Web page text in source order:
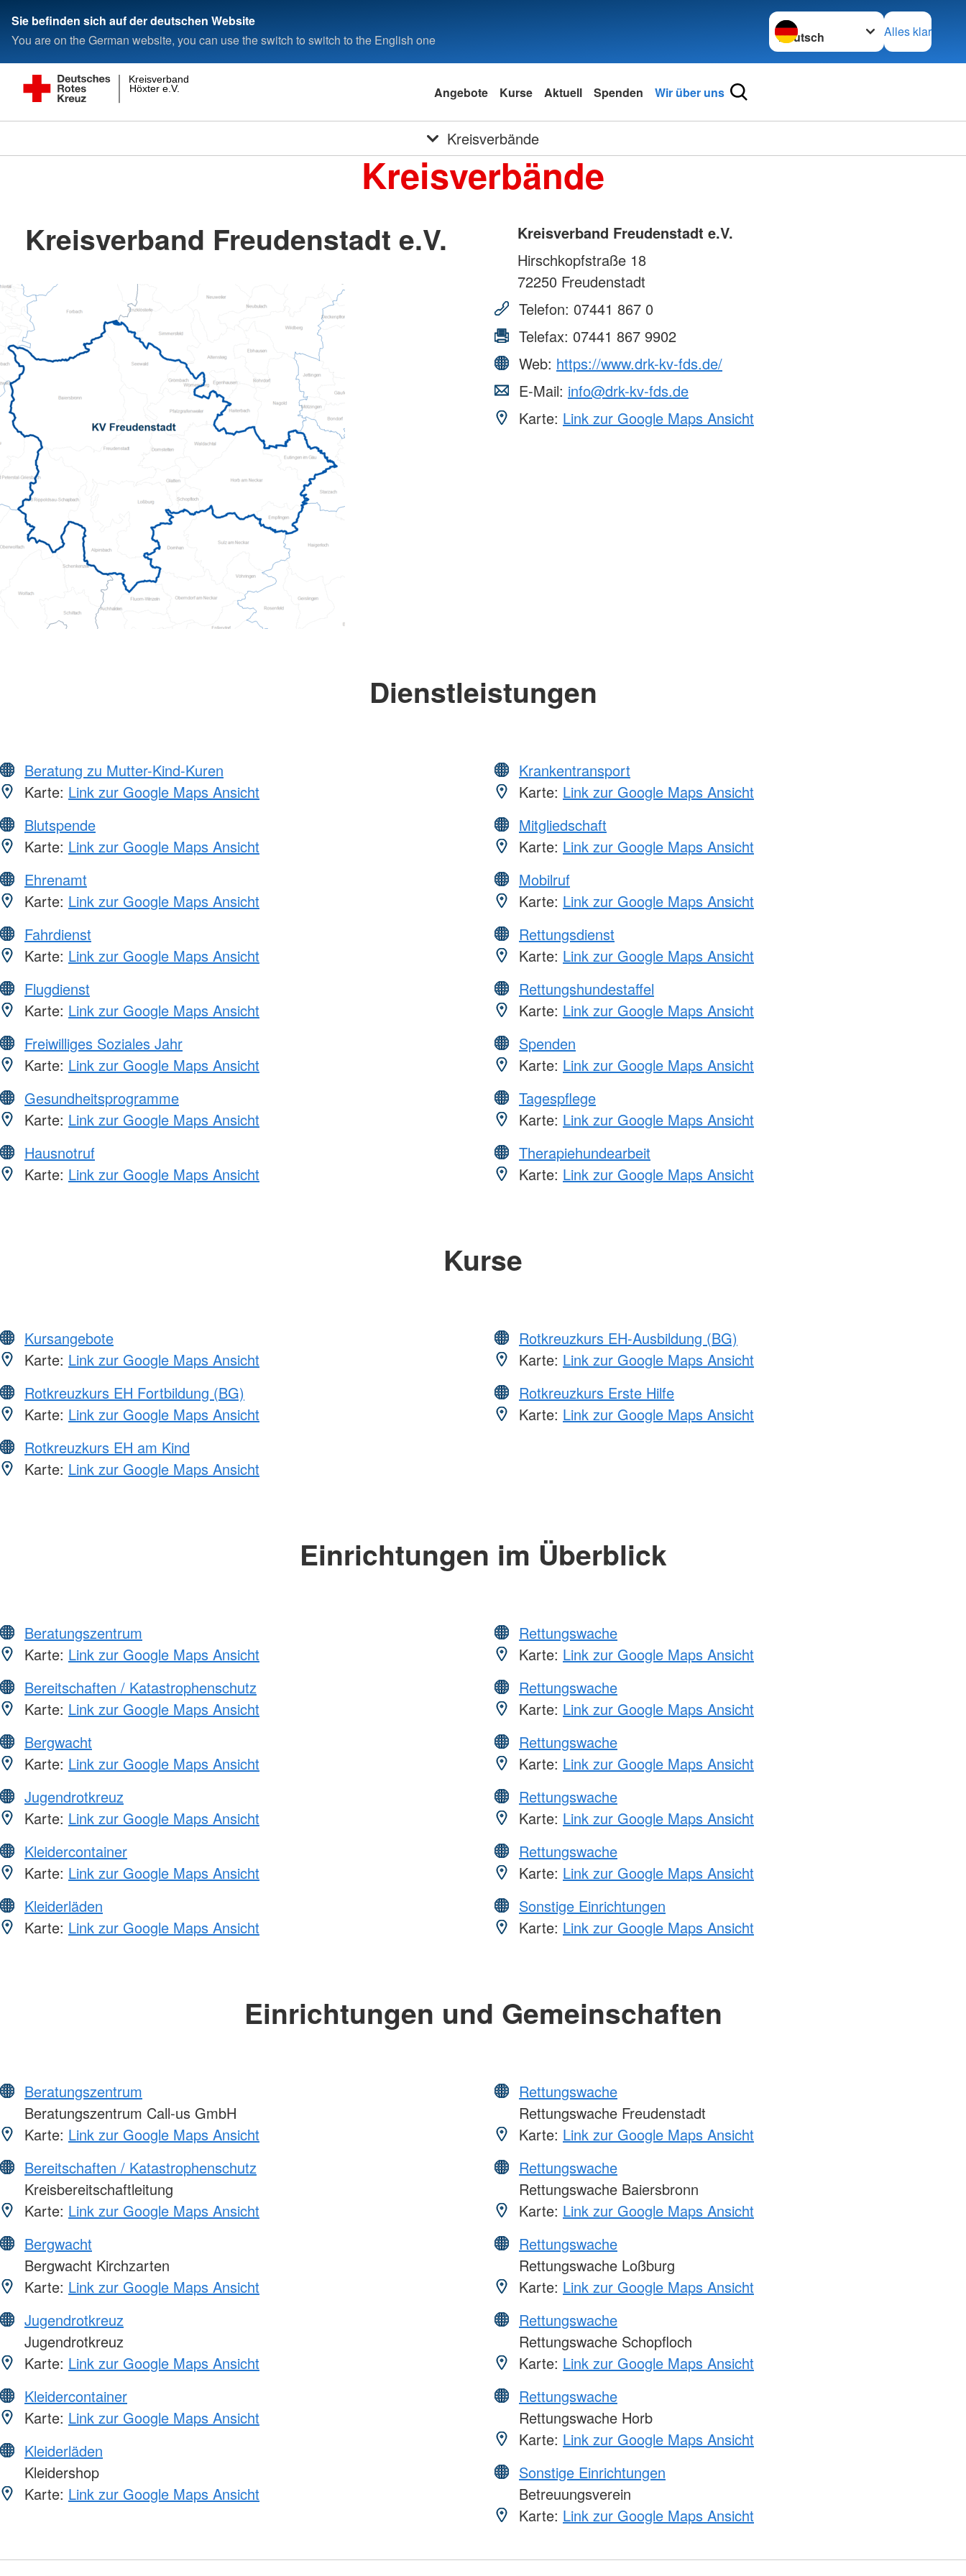
Sie befinden sich auf der deutschen Website
You are on the German website, you can use the switch to switch to the English one
Sprache wechseln zu
Alles klar
Höxter e.V.
Kreisverband
Angebote Kurse Aktuell Spenden Wir über uns
Kreisverbände
Kreisverbände
Kreisverband Freudenstadt e.V.
Kreisverband Freudenstadt e.V.
Hirschkopfstraße 18
72250 Freudenstadt
Telefon: 07441 867 0
Telefax: 07441 867 9902
Web: https://www.drk-kv-fds.de/
E-Mail: info@drk-kv-fds.de
Karte: Link zur Google Maps Ansicht
Dienstleistungen
Beratung zu Mutter-Kind-Kuren
Karte: Link zur Google Maps Ansicht
Blutspende
Karte: Link zur Google Maps Ansicht
Ehrenamt
Karte: Link zur Google Maps Ansicht
Fahrdienst
Karte: Link zur Google Maps Ansicht
Flugdienst
Karte: Link zur Google Maps Ansicht
Freiwilliges Soziales Jahr
Karte: Link zur Google Maps Ansicht
Gesundheitsprogramme
Karte: Link zur Google Maps Ansicht
Hausnotruf
Karte: Link zur Google Maps Ansicht
Krankentransport
Karte: Link zur Google Maps Ansicht
Mitgliedschaft
Karte: Link zur Google Maps Ansicht
Mobilruf
Karte: Link zur Google Maps Ansicht
Rettungsdienst
Karte: Link zur Google Maps Ansicht
Rettungshundestaffel
Karte: Link zur Google Maps Ansicht
Spenden
Karte: Link zur Google Maps Ansicht
Tagespflege
Karte: Link zur Google Maps Ansicht
Therapiehundearbeit
Karte: Link zur Google Maps Ansicht
Kurse
Kursangebote
Karte: Link zur Google Maps Ansicht
Rotkreuzkurs EH Fortbildung (BG)
Karte: Link zur Google Maps Ansicht
Rotkreuzkurs EH am Kind
Karte: Link zur Google Maps Ansicht
Rotkreuzkurs EH-Ausbildung (BG)
Karte: Link zur Google Maps Ansicht
Rotkreuzkurs Erste Hilfe
Karte: Link zur Google Maps Ansicht
Einrichtungen im Überblick
Beratungszentrum
Karte: Link zur Google Maps Ansicht
Bereitschaften / Katastrophenschutz
Karte: Link zur Google Maps Ansicht
Bergwacht
Karte: Link zur Google Maps Ansicht
Jugendrotkreuz
Karte: Link zur Google Maps Ansicht
Kleidercontainer
Karte: Link zur Google Maps Ansicht
Kleiderläden
Karte: Link zur Google Maps Ansicht
Rettungswache
Karte: Link zur Google Maps Ansicht
Rettungswache
Karte: Link zur Google Maps Ansicht
Rettungswache
Karte: Link zur Google Maps Ansicht
Rettungswache
Karte: Link zur Google Maps Ansicht
Rettungswache
Karte: Link zur Google Maps Ansicht
Sonstige Einrichtungen
Karte: Link zur Google Maps Ansicht
Einrichtungen und Gemeinschaften
Beratungszentrum
Beratungszentrum Call-us GmbH
Karte: Link zur Google Maps Ansicht
Bereitschaften / Katastrophenschutz
Kreisbereitschaftleitung
Karte: Link zur Google Maps Ansicht
Bergwacht
Bergwacht Kirchzarten
Karte: Link zur Google Maps Ansicht
Jugendrotkreuz
Jugendrotkreuz
Karte: Link zur Google Maps Ansicht
Kleidercontainer
Karte: Link zur Google Maps Ansicht
Kleiderläden
Kleidershop
Karte: Link zur Google Maps Ansicht
Rettungswache
Rettungswache Freudenstadt
Karte: Link zur Google Maps Ansicht
Rettungswache
Rettungswache Baiersbronn
Karte: Link zur Google Maps Ansicht
Rettungswache
Rettungswache Loßburg
Karte: Link zur Google Maps Ansicht
Rettungswache
Rettungswache Schopfloch
Karte: Link zur Google Maps Ansicht
Rettungswache
Rettungswache Horb
Karte: Link zur Google Maps Ansicht
Sonstige Einrichtungen
Betreuungsverein
Karte: Link zur Google Maps Ansicht